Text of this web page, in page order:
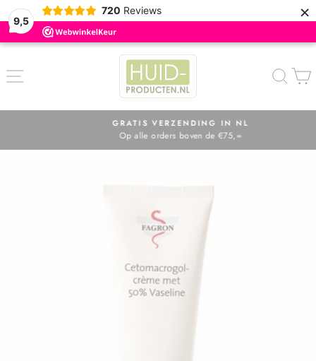
9,5
720 Reviews ×
Diavoorstelling
GRATIS VERZENDING IN NL
Op alle orders boven de €75,=